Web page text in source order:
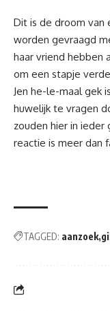
Dit is de droom van
worden gevraagd
haar vriend hebben
om een stapje
Jen he-le-maal gek
huwelijk te vragen
zouden hier in ieder
reactie is meer dan
TAGGED: aanzoek